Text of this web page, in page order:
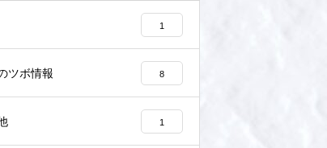
1
ツボ情報 8
1